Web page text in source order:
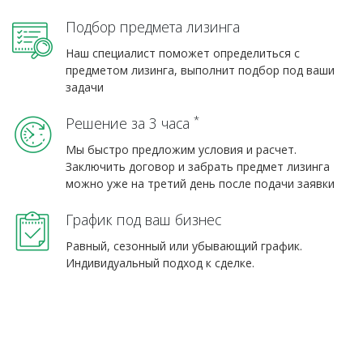
Подбор предмета лизинга
Наш специалист поможет определиться с
предметом лизинга, выполнит подбор под ваши
задачи
Решение за 3 часа *
Мы быстро предложим условия и расчет.
Заключить договор и забрать предмет лизинга
можно уже на третий день после подачи заявки
График под ваш бизнес
Равный, сезонный или убывающий график.
Индивидуальный подход к сделке.